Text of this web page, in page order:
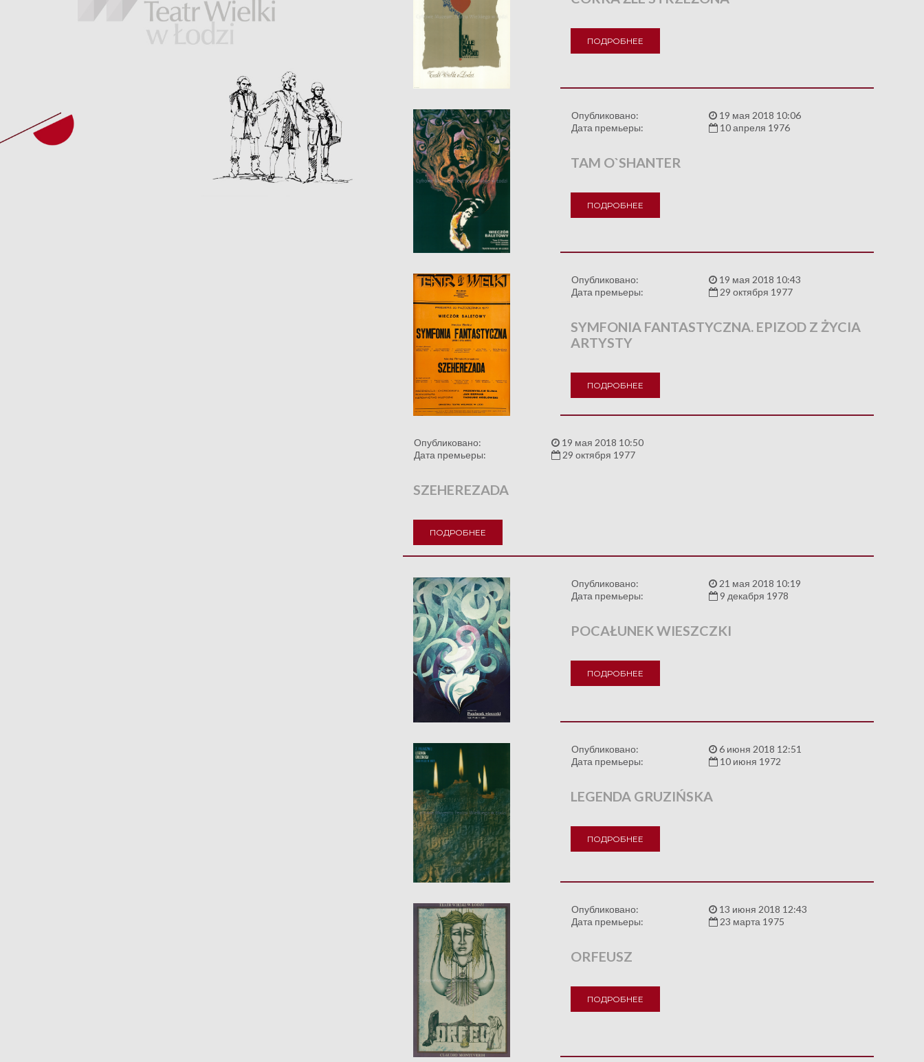
ПОДРОБНЕЕ
Опубликовано:
19 мая 2018 10:06
Дата премьеры:
10 апреля 1976
TAM O`SHANTER
ПОДРОБНЕЕ
Опубликовано:
19 мая 2018 10:43
Дата премьеры:
29 октября 1977
SYMFONIA FANTASTYCZNA. EPIZOD Z ŻYCIA
ARTYSTY
ПОДРОБНЕЕ
Опубликовано:
19 мая 2018 10:50
Дата премьеры:
29 октября 1977
SZEHEREZADA
ПОДРОБНЕЕ
Опубликовано:
21 мая 2018 10:19
Дата премьеры:
9 декабря 1978
POCAŁUNEK WIESZCZKI
ПОДРОБНЕЕ
Опубликовано:
6 июня 2018 12:51
Дата премьеры:
10 июня 1972
LEGENDA GRUZIŃSKA
ПОДРОБНЕЕ
Опубликовано:
13 июня 2018 12:43
Дата премьеры:
23 марта 1975
ORFEUSZ
ПОДРОБНЕЕ